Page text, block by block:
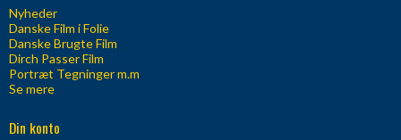
Nyheder
Danske Film i Folie
Danske Brugte Film
Dirch Passer Film
Portræt Tegninger m.m
Se mere
Din konto